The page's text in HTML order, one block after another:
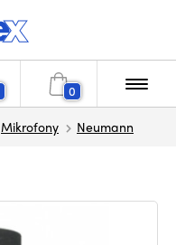
0
Mikrofony Neumann